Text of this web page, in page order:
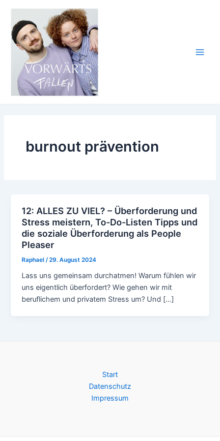
springen
burnout prävention
12: ALLES ZU VIEL? – Überforderung und
Stress meistern, To-Do-Listen Tipps und
die soziale Überforderung als People
Pleaser
Raphael /29. August 2024
Lass uns gemeinsam durchatmen! Warum fühlen wir
uns eigentlich überfordert? Wie gehen wir mit
beruflichem und privatem Stress um? Und […]
Start
Datenschutz
Impressum